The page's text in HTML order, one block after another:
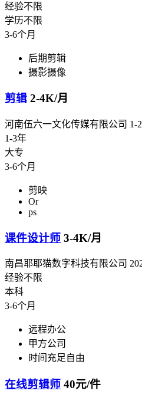
经验不限
学历不限
3-6个月
后期剪辑
摄影摄像
剪辑 2-4K/月
河南伍六一文化传媒有限公司 1-
1-3年
大专
3-6个月
剪映
Or
ps
课件设计师 3-4K/月
南昌耶耶猫数字科技有限公司
经验不限
本科
3-6个月
远程办公
甲方公司
时间充足自由
在线剪辑师 40元/件